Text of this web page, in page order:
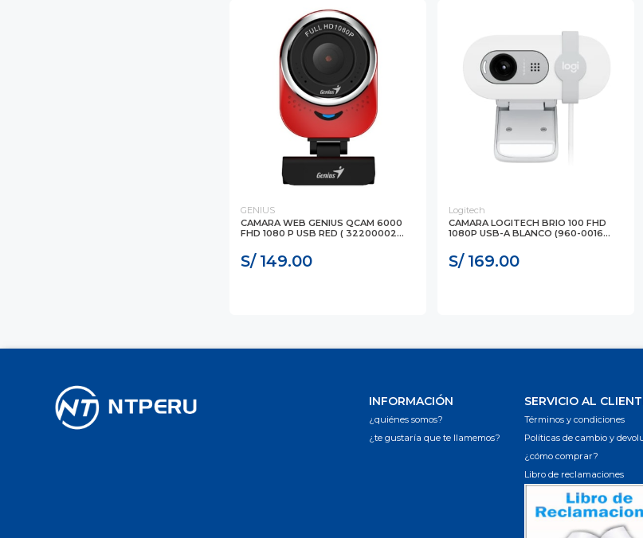
GENIUS
CAMARA WEB GENIUS QCAM 6000
FHD 1080 P USB RED ( 32200002...
S/ 149.00
Logitech
CAMARA LOGITECH BRIO 100 FHD
1080P USB-A BLANCO (960-0016...
S/ 169.00
INFORMACIÓN
¿quiénes somos?
¿te gustaría que te llamemos?
SERVICIO AL
Términos y condiciones
Políticas de cambio y
¿cómo comprar?
Libro de reclamaciones